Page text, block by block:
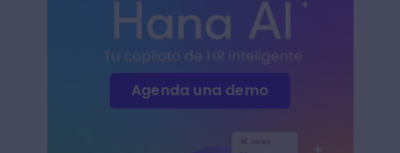
Agenda una demo